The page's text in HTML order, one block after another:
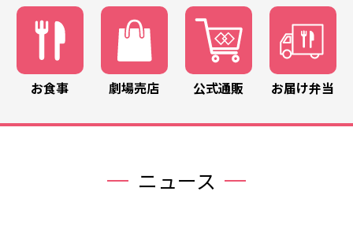
お食事 劇場売店 公式通販 お届け弁当
ニュース